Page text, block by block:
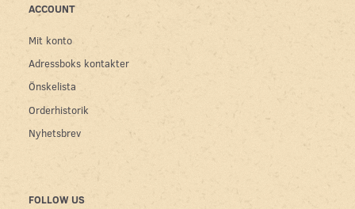
ACCOUNT
Mit konto
Adressboks kontakter
Önskelista
Orderhistorik
Nyhetsbrev
FOLLOW US